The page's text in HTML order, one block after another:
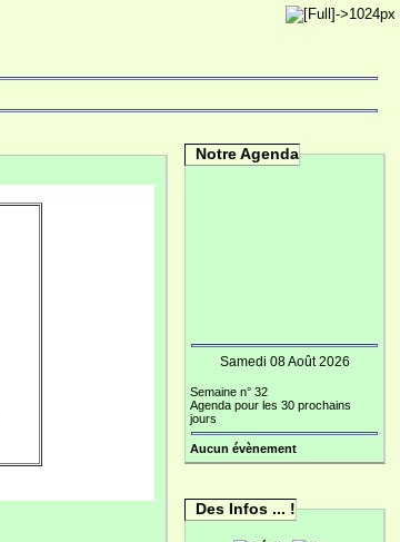
Notre Agenda
Samedi 08 Août 2026
Semaine n° 32
Agenda pour les 30 prochains
jours
Aucun évènement
Des Infos ... !